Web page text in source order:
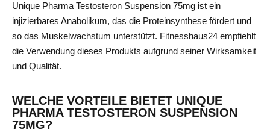
Unique Pharma Testosteron Suspension 75mg ist ein
injizierbares Anabolikum, das die Proteinsynthese fördert und
so das Muskelwachstum unterstützt. Fitnesshaus24 empfiehlt
die Verwendung dieses Produkts aufgrund seiner Wirksamkeit
und Qualität.
WELCHE VORTEILE BIETET UNIQUE
PHARMA TESTOSTERON SUSPENSION
75MG?